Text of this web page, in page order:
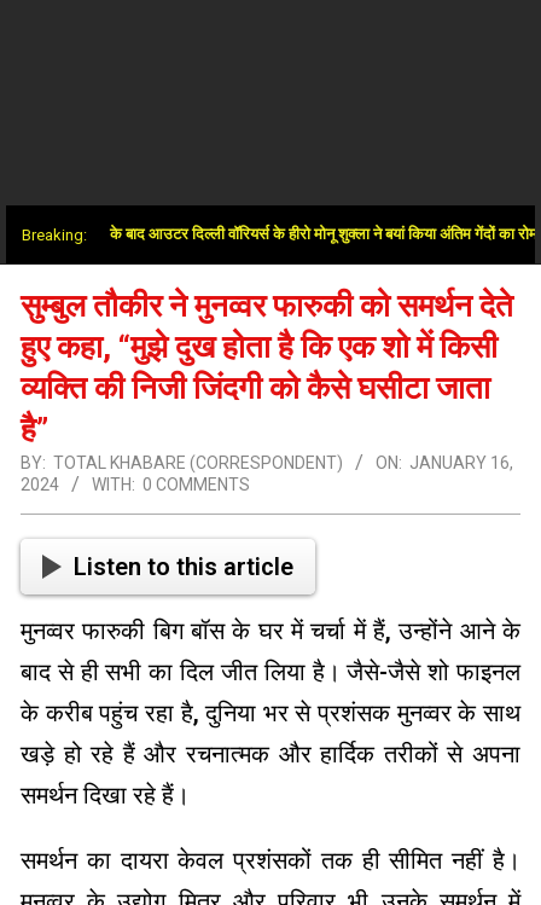
Breaking:
में जीत के बाद आउटर दिल्ली वॉरियर्स के हीरो मोनू शुक्ला ने बयां किया अंतिम गेंदों का रोमांच
सुम्बुल तौकीर ने मुनव्वर फारुकी को समर्थन देते
हुए कहा, “मुझे दुख होता है कि एक शो में किसी
व्यक्ति की निजी जिंदगी को कैसे घसीटा जाता
है”
BY: TOTAL KHABARE (CORRESPONDENT) ON: JANUARY 16,
2024
WITH: 0 COMMENTS
Listen to this article
मुनव्वर फारुकी बिग बॉस के घर में चर्चा में हैं, उन्होंने आने के
बाद से ही सभी का दिल जीत लिया है। जैसे-जैसे शो फाइनल
के करीब पहुंच रहा है, दुनिया भर से प्रशंसक मुनव्वर के साथ
खड़े हो रहे हैं और रचनात्मक और हार्दिक तरीकों से अपना
समर्थन दिखा रहे हैं।
समर्थन का दायरा केवल प्रशंसकों तक ही सीमित नहीं है।